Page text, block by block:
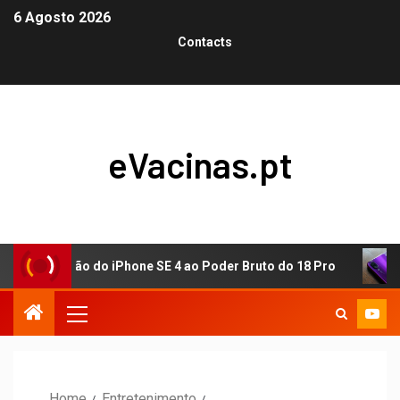
6 Agosto 2026
Contacts
eVacinas.pt
do iPhone SE 4 ao Poder Bruto do 18 Pro Visão